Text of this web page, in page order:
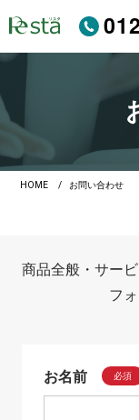
HOME お問い合わせ
商品全般・サー
フ
お名前 必須